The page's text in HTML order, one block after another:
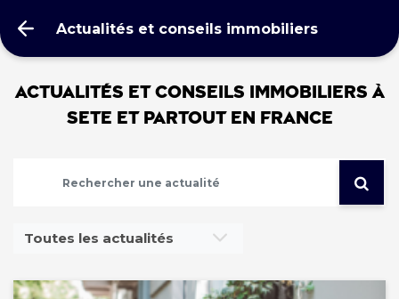
Actualités et conseils immobiliers
Actualités et conseils immobiliers à
SETE et partout en France
Toutes les actualités